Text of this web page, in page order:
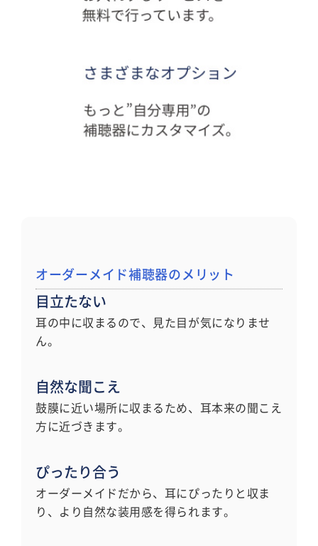
オーダーメイド補聴器のメリット
目立たない
耳の中に収まるので、見た目が気になりませ
ん。
自然な聞こえ
鼓膜に近い場所に収まるため、耳本来の聞こえ
方に近づきます。
ぴったり合う
オーダーメイドだから、耳にぴったりと収ま
り、より自然な装用感を得られます。